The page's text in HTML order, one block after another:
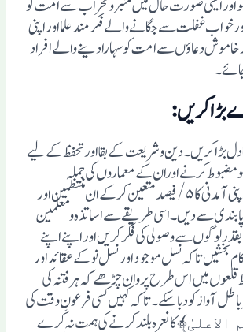
اور ایسی صورت حال میں منبر و محراب سے امت کو
خواب غفلت سے جگانے والے فکر مند علما اور اپنی
دعاوٴں سے امت کو سہارا دینے والے افراد
بڑاکریں:
دل بڑا کریں۔دین و شریعت کے بقا اورتحفظ کے لیے
مضبوط کرنے اوران کے معماروں کی جملہ
ضروریات کے لیے اپنی آمدنی کا ۵/ فیصد متعین کرکے ان منتظمین اور
پابندی سے دیں۔ اسی طریقے سے اساتذہ ومعلمین
لوگوں سے وصولی کی فکر کریں اور اپنے اپنے
بخشیں تاکہ نسل موجود اور نسل نو کے عقائد اور
قلعوں میں اس طرح پروان چڑھے کہ ہر فتنہ کی
آواز کو دبا سکے۔تاکہ کہیں کسی فرعونِ وقت کی
الاعلیٰ﴾کانعرہ بلندکرنے کی ہمت نہ کرے